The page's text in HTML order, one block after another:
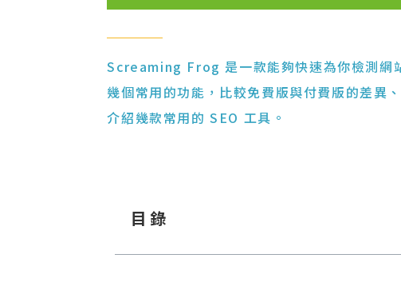
Screaming Frog 是一款能夠快速為你檢測
幾個常用的功能，比較免費版與付費版的差異
介紹幾款常用的 SEO 工具。
目錄